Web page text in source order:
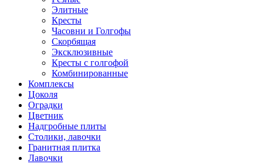
Элитные
Кресты
Часовни и Голгофы
Скорбящая
Эксклюзивные
Кресты с голгофой
Комбинированные
Комплексы
Цоколя
Оградки
Цветник
Надгробные плиты
Столики, лавочки
Гранитная плитка
Лавочки